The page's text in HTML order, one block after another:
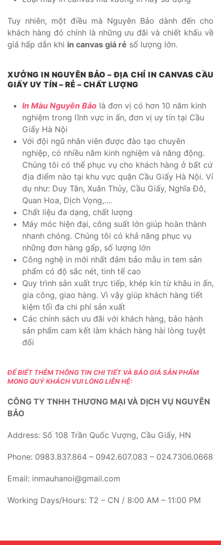
Tuy nhiên, một điều mà Nguyên Bảo dành đến cho
khách hàng đó chính là những ưu đãi và chiết khấu về
giá hấp dẫn khi in canvas giá rẻ số lượng lớn.
XƯỞNG IN NGUYÊN BẢO – ĐỊA CHỈ IN CANVAS CẦU
GIẤY UY TÍN – RẺ – CHẤT LƯỢNG
In Màu Nguyên Bảo là đơn vị có hơn 10 năm kinh
nghiệm trong lĩnh vực in ấn, đơn vị uy tín tại Cầu
Giấy Hà Nội
Với đội ngũ nhân viên được đào tạo chuyên
nghiệp, có nhiều năm kinh nghiệm và năng động.
Chúng tôi có thể phục vụ cho khách hàng ở bất cứ
địa điểm nào tại khu vực quận Cầu Giấy Hà Nội. Ví
dụ như: Duy Tân, Xuân Thủy, Cầu Giấy, Nghĩa Đô,
Quan Hoa, Dịch Vọng,….
Chất liệu đa dạng, chất lượng
Máy móc hiện đại, công suất lớn giúp hoàn thành
nhanh chóng. Chúng tôi có khả năng phục vụ
những đơn hàng gấp, số lượng lớn
Công nghệ in mới nhất đảm bảo mẫu in tem sản
phẩm có độ sắc nét, tinh tế cao
Quy trình sản xuất trực tiếp, khép kín từ khâu in ấn,
gia công, giao hàng. Vì vậy giúp khách hàng tiết
kiệm tối đa chi phí sản xuất
Các chính sách ưu đãi với khách hàng, bảo hành
sản phẩm cam kết làm khách hàng hài lòng tuyệt
đối
ĐỂ BIẾT THÊM THÔNG TIN CHI TIẾT VÀ BÁO GIÁ SẢN PHẨM
MONG QUÝ KHÁCH VUI LÒNG LIÊN HỆ:
CÔNG TY TNHH THƯƠNG MẠI VÀ DỊCH VỤ NGUYÊN
BẢO
Address: Số 108 Trần Quốc Vượng, Cầu Giấy, HN
Phone: 0983.837.864 – 0942.607.083 – 024.7306.0668
Email: inmauhanoi@gmail.com
Working Days/Hours: T2 – CN / 8:00 AM – 11:00 PM